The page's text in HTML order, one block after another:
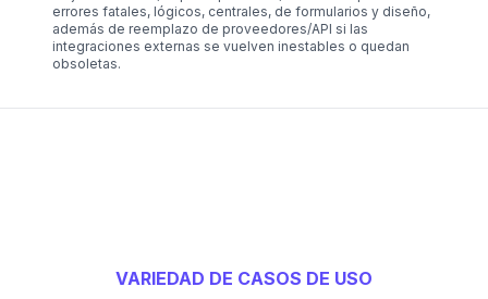
errores fatales, lógicos, centrales, de formularios y diseño,
además de reemplazo de proveedores/API si las
integraciones externas se vuelven inestables o quedan
obsoletas.
VARIEDAD DE CASOS DE USO